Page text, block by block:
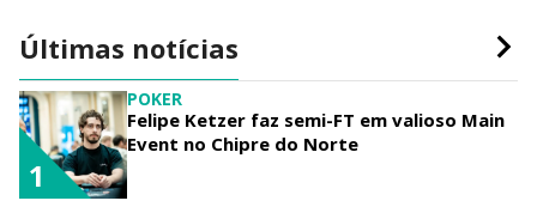
Últimas notícias
POKER
Felipe Ketzer faz semi-FT em valioso Main
Event no Chipre do Norte
1